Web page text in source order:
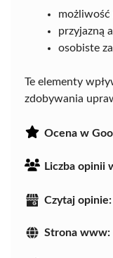
możliwość
przyjazną
osobiste
Te elementy
zdobywania
Ocena w
Liczba opinii
Czytaj opinie:
Strona www: